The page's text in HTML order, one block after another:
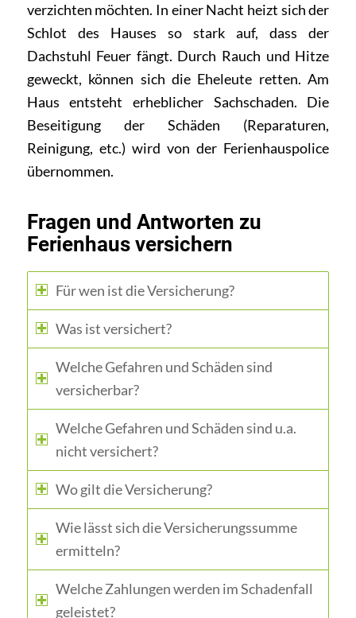
verzichten möchten. In einer Nacht heizt sich der
Schlot des Hauses so stark auf, dass der
Dachstuhl Feuer fängt. Durch Rauch und Hitze
geweckt, können sich die Eheleute retten. Am
Haus entsteht erheblicher Sachschaden. Die
Beseitigung der Schäden (Reparaturen,
Reinigung, etc.) wird von der Ferienhauspolice
übernommen.
Fragen und Antworten zu
Ferienhaus versichern
Für wen ist die Versicherung?
Was ist versichert?
Welche Gefahren und Schäden sind
versicherbar?
Welche Gefahren und Schäden sind u.a.
nicht versichert?
Wo gilt die Versicherung?
Wie lässt sich die Versicherungssumme
ermitteln?
Welche Zahlungen werden im Schadenfall
geleistet?